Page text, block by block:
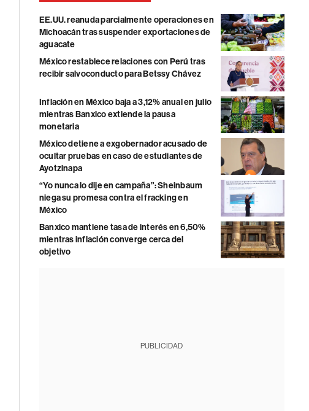
EE.UU. reanuda parcialmente operaciones en
Michoacán tras suspender exportaciones de
aguacate
México restablece relaciones con Perú tras
recibir salvoconducto para Betssy Chávez
Inflación en México baja a 3,12% anual en julio
mientras Banxico extiende la pausa
monetaria
México detiene a exgobernador acusado de
ocultar pruebas en caso de estudiantes de
Ayotzinapa
“Yo nunca lo dije en campaña”: Sheinbaum
niega su promesa contra el fracking en
México
Banxico mantiene tasa de interés en 6,50%
mientras inflación converge cerca del
objetivo
PUBLICIDAD